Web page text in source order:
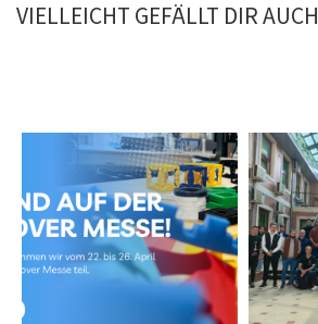
VIELLEICHT GEFÄLLT DIR AUCH